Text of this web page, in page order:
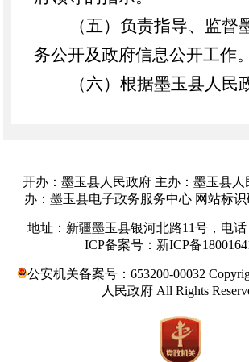
（五）负责指导、监督
务公开及政府信息公开工作。
（六）根据墨玉县人民
提出建议。
（七）负责推进、指导
玉县政府系统电子政务工作
（八）负责墨玉县人民政
办事机构的管理。
（九）承办墨玉县人民政
级业务主管部门交办的其他
开办：墨玉县人民政府 主办：墨玉县人
办：墨玉县电子政务服务中心 网站标识
地址：新疆墨玉县银河北路11号，电话
ICP备案号：新ICP备
公安机关备案号：653200-00032
人民政府 All Rights